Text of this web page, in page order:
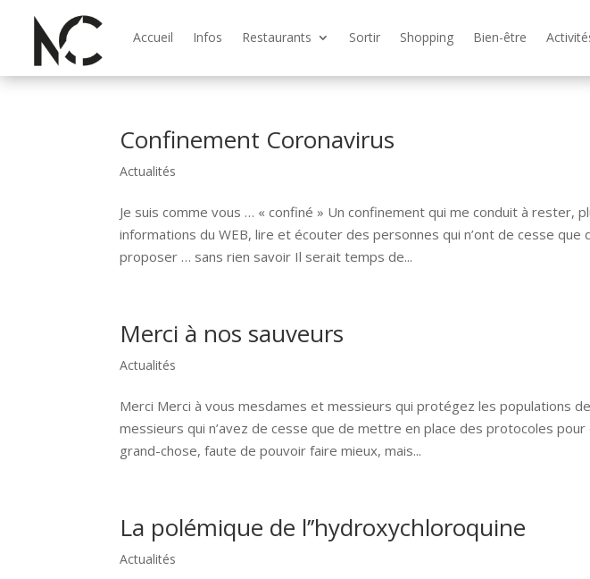
Accueil Infos Restaurants Sortir Shopping Bien-être
Confinement Coronavirus
Actualités
Je suis comme vous … « confiné » Un confinement qui me conduit à rester,
informations du WEB, lire et écouter des personnes qui n’ont de cesse que
proposer … sans rien savoir Il serait temps de...
Merci à nos sauveurs
Actualités
Merci Merci à vous mesdames et messieurs qui protégez les populations
messieurs qui n’avez de cesse que de mettre en place des protocoles
grand-chose, faute de pouvoir faire mieux, mais...
La polémique de l’’hydroxychloroquine
Actualités